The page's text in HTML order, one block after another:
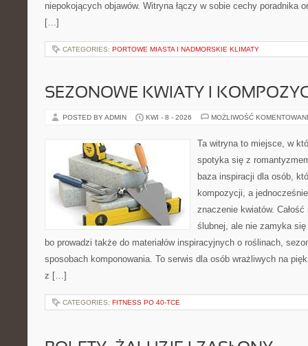
niepokojących objawów. Witryna łączy w sobie cechy poradnika
[…]
CATEGORIES: PORTOWE MIASTA I NADMORSKIE KLIMATY
SEZONOWE KWIATY I
POSTED BY ADMIN KWI - 8 - 2026 MOŻLIWOŚĆ
Ta witryna to miejsce, w
spotyka się z
baza inspiracji dla osób,
kompozycji, a
znaczenie kwiatów.
ślubnej, ale nie zamyka
bo prowadzi także do materiałów inspiracyjnych o roślinach,
sposobach komponowania. To serwis dla osób wrażliwych na
z […]
CATEGORIES: FITNESS PO 40-TCE